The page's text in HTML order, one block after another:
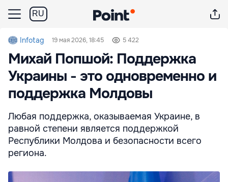
RU
Infotag 19 мая 2026, 18:45 5 422
Михай Попшой: Поддержка
Украины - это одновременно и
поддержка Молдовы
Любая поддержка, оказываемая Украине, в
равной степени является поддержкой
Республики Молдова и безопасности всего
региона.